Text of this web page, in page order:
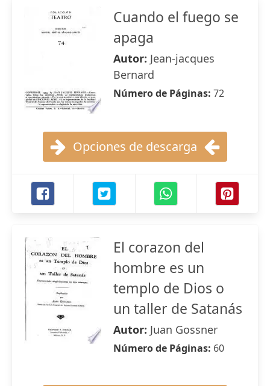
Cuando el fuego se
apaga
Autor: Jean-jacques
Bernard
Número de Páginas: 72
Opciones de descarga
El corazon del
hombre es un
templo de Dios o
un taller de Satanás
Autor: Juan Gossner
Número de Páginas: 60